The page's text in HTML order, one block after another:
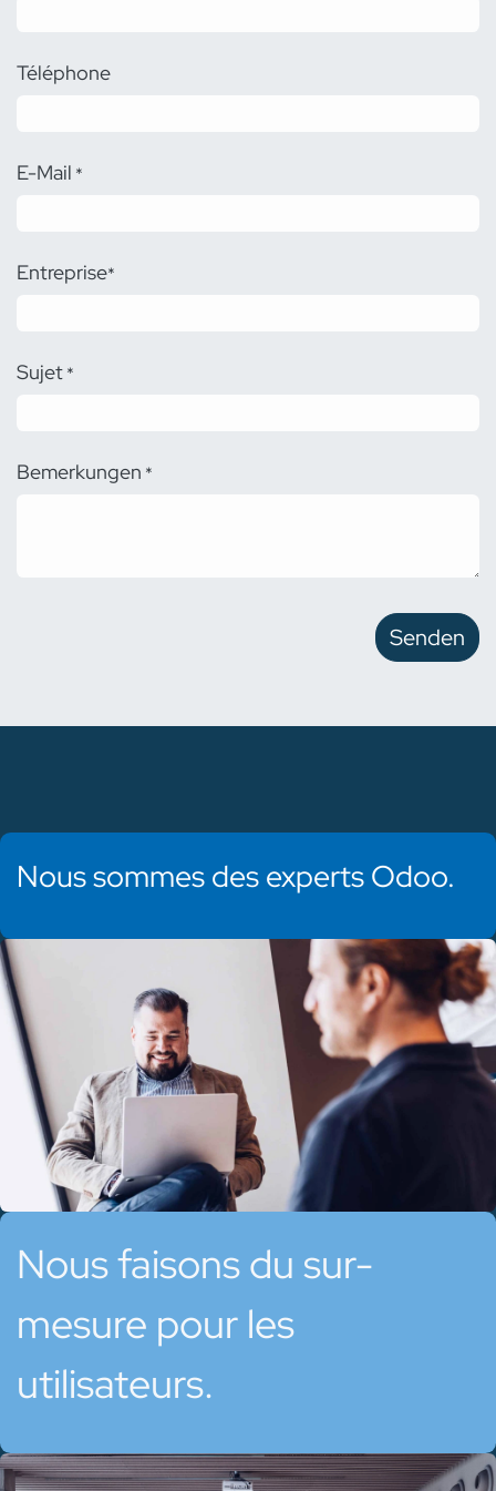
Téléphone
E-Mail *
Entreprise*
Sujet*
Bemerkungen *
Senden
Nous sommes des experts Odoo.
Nous faisons du sur-
mesure pour les
utilisateurs.